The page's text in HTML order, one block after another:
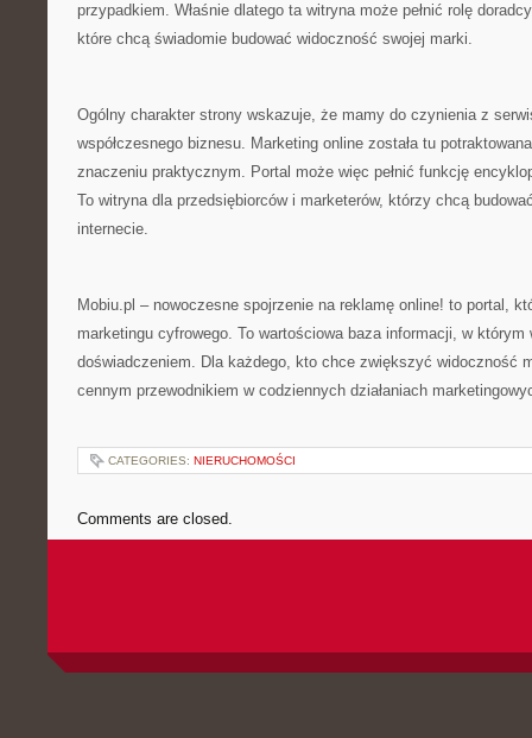
przypadkiem. Właśnie dlatego ta witryna może pełnić rolę
które chcą świadomie budować widoczność swojej marki.
Ogólny charakter strony wskazuje, że mamy do czynienia z
współczesnego biznesu. Marketing online została tu
znaczeniu praktycznym. Portal może więc pełnić funkcję
To witryna dla przedsiębiorców i marketerów, którzy chcą
internecie.
Mobiu.pl – nowoczesne spojrzenie na reklamę online! to portal,
marketingu cyfrowego. To wartościowa baza informacji, w którym
doświadczeniem. Dla każdego, kto chce zwiększyć widoczność
cennym przewodnikiem w codziennych działaniach
CATEGORIES: NIERUCHOMOŚCI
Comments are closed.